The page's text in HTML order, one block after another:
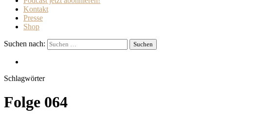
Kontakt
Presse
Shop
Suchen nach:
Schlagwörter
Folge 064